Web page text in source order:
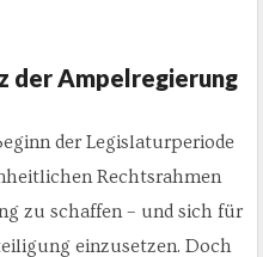
der Ampelregierung
der Legislaturperiode
Rechtsrahmen
zu schaffen – und sich für
einzusetzen. Doch